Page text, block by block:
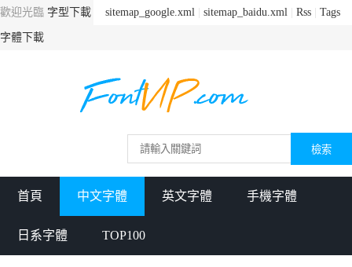
sitemap_google.xml sitemap_baidu.xml Rss Tags
歡迎光臨 字型下載
字體下載
首頁 中文字體 英文字體 手機字體
日系字體 TOP100